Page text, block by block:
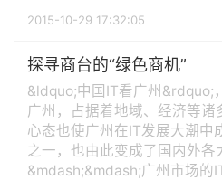
2015-10-29 17:32:05
探寻商台的“绿色商机”
&ldquo;中国IT看广州&rdquo;
广州，占据着地域、经济等
心态也使广州在IT发展大潮中
之一，也由此变成了国内外各
&mdash;&mdash;广州市场的